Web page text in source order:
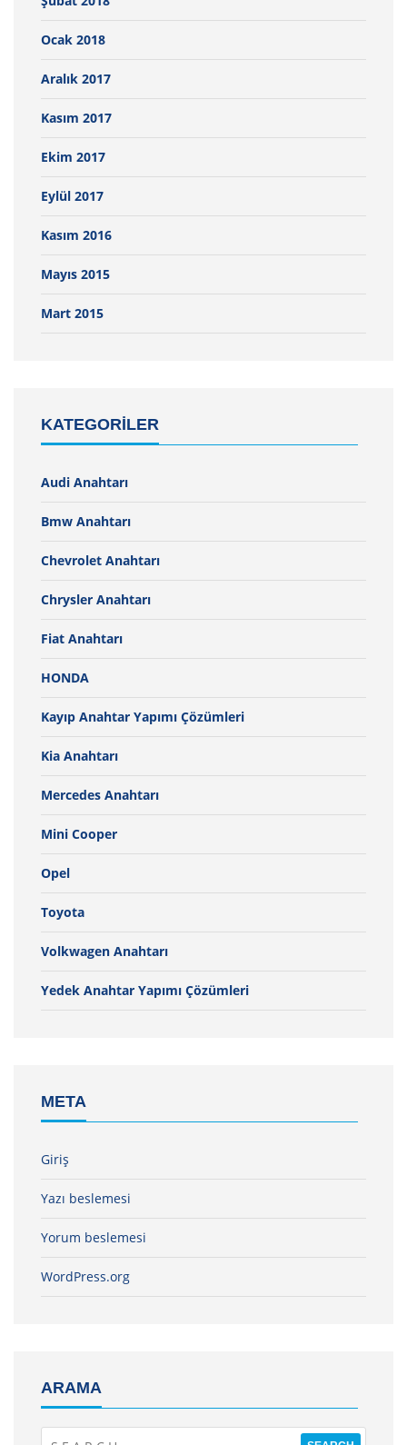
Ocak 2018
Aralık 2017
Kasım 2017
Ekim 2017
Eylül 2017
Kasım 2016
Mayıs 2015
Mart 2015
KATEGORILER
Audi Anahtarı
Bmw Anahtarı
Chevrolet Anahtarı
Chrysler Anahtarı
Fiat Anahtarı
HONDA
Kayıp Anahtar Yapımı Çözümleri
Kia Anahtarı
Mercedes Anahtarı
Mini Cooper
Opel
Toyota
Volkwagen Anahtarı
Yedek Anahtar Yapımı Çözümleri
META
Giriş
Yazı beslemesi
Yorum beslemesi
WordPress.org
ARAMA